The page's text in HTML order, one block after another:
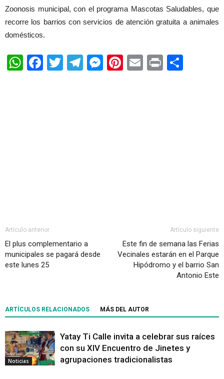
Zoonosis municipal, con el programa Mascotas Saludables, que
recorre los barrios con servicios de atención gratuita a animales
domésticos.
WhatsApp
Facebook
TwitterTelegram
Messenger
Pinterest
EmailPrint
Artículo anterior
El plus complementario a
municipales se pagará desde
este lunes 25
Artículo siguiente
Este fin de semana las Ferias
Vecinales estarán en el Parque
Hipódromo y el barrio San
Antonio Este
ARTÍCULOS RELACIONADOS MÁS DEL AUTOR
Noticias
Yatay Ti Calle invita a celebrar sus raíces
con su XIV Encuentro de Jinetes y
agrupaciones tradicionalistas